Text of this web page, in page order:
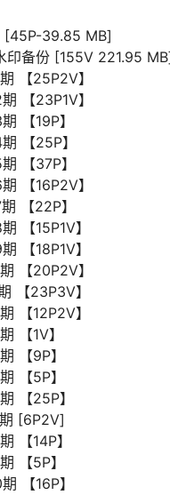
[45P-39.85 MB]
印备份 [155V 221.95
【25P2V】
【23P1V】
【19P】
【25P】
【37P】
【16P2V】
【22P】
【15P1V】
【18P1V】
【20P2V】
【23P3V】
【12P2V】
【1V】
【9P】
【5P】
【25P】
[6P2V]
【14P】
【5P】
【16P】